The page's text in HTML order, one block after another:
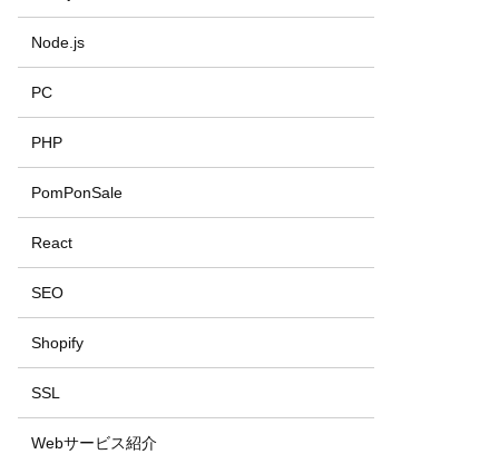
Node.js
PC
PHP
PomPonSale
React
SEO
Shopify
SSL
Webサービス紹介